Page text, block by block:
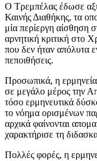
Ο Τρεμπέλας έδωσε
Καινής Διαθήκης, τα
μία περίεργη αίσθηση
αρνητική κριτική στο
που δεν ήταν απόλυτα
πεποιθήσεις.
Προσωπικά, η
σε μεγάλο μέρος την
τόσο ερμηνευτικά
το νόημα ορισμένων
αρχικά φαίνονται
χαρακτήρισε τη
Πολλές φορές, η